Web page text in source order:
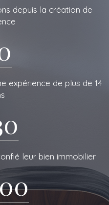
depuis la création de
expérience de plus de 14
leur bien immobilier